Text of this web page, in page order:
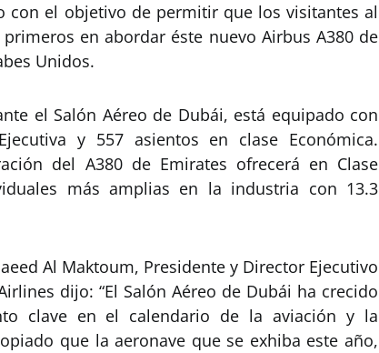
con el objetivo de permitir que los visitantes al
en abordar éste nuevo Airbus A380 de
Unidos.
el Salón Aéreo de Dubái, está equipado con
y 557 asientos en clase Económica.
del A380 de Emirates ofrecerá en Clase
más amplias en la industria con 13.3
Al Maktoum, Presidente y Director Ejecutivo
dijo: “El Salón Aéreo de Dubái ha crecido
clave en el calendario de la aviación y la
que la aeronave que se exhiba este año,